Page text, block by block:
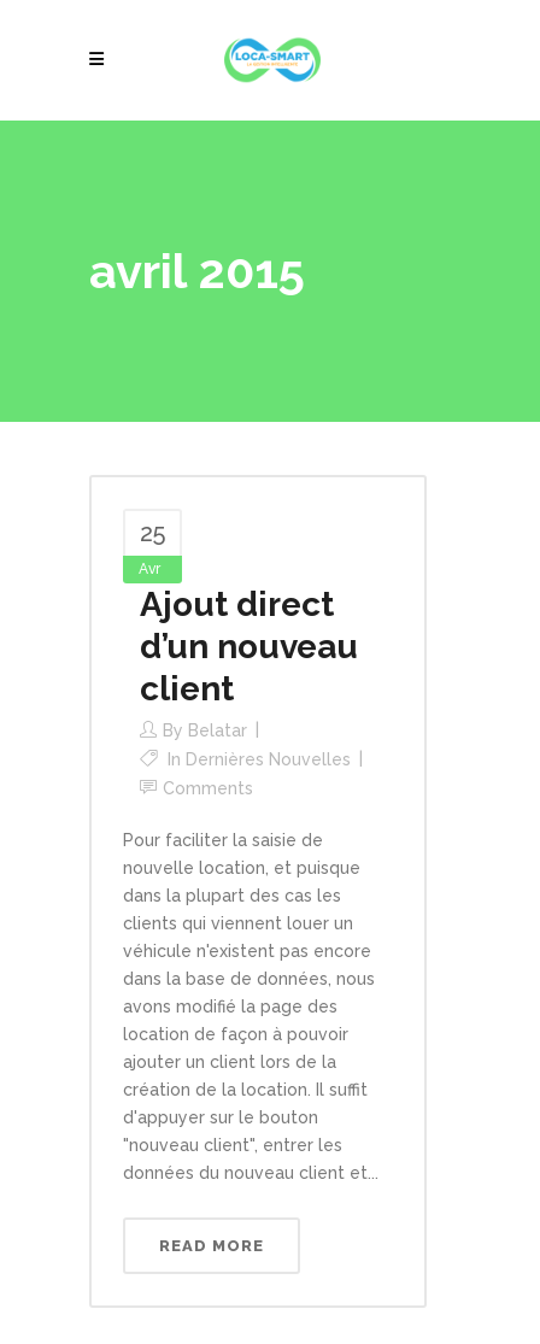
avril 2015
25
Avr
Ajout direct
d’un nouveau
client
By Belatar
In Dernières Nouvelles
Comments
Pour faciliter la saisie de
nouvelle location, et puisque
dans la plupart des cas les
clients qui viennent louer un
véhicule n'existent pas encore
dans la base de données, nous
avons modifié la page des
location de façon à pouvoir
ajouter un client lors de la
création de la location. Il suffit
d'appuyer sur le bouton
"nouveau client", entrer les
données du nouveau client et...
READ MORE